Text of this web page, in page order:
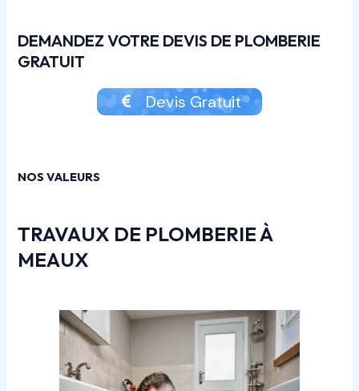
DEMANDEZ VOTRE DEVIS DE PLOMBERIE
GRATUIT
Devis Gratuit
NOS VALEURS
TRAVAUX DE PLOMBERIE À
MEAUX